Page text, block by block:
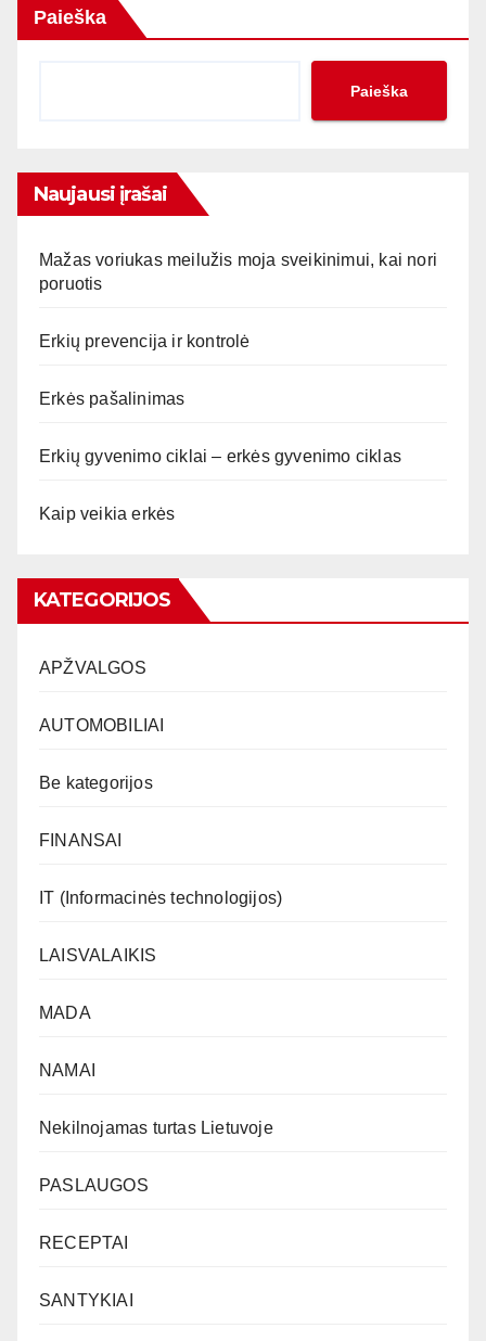
Paieška
Paieška
Naujausi įrašai
Mažas voriukas meilužis moja sveikinimui, kai nori
poruotis
Erkių prevencija ir kontrolė
Erkės pašalinimas
Erkių gyvenimo ciklai – erkės gyvenimo ciklas
Kaip veikia erkės
KATEGORIJOS
APŽVALGOS
AUTOMOBILIAI
Be kategorijos
FINANSAI
IT (Informacinės technologijos)
LAISVALAIKIS
MADA
NAMAI
Nekilnojamas turtas Lietuvoje
PASLAUGOS
RECEPTAI
SANTYKIAI